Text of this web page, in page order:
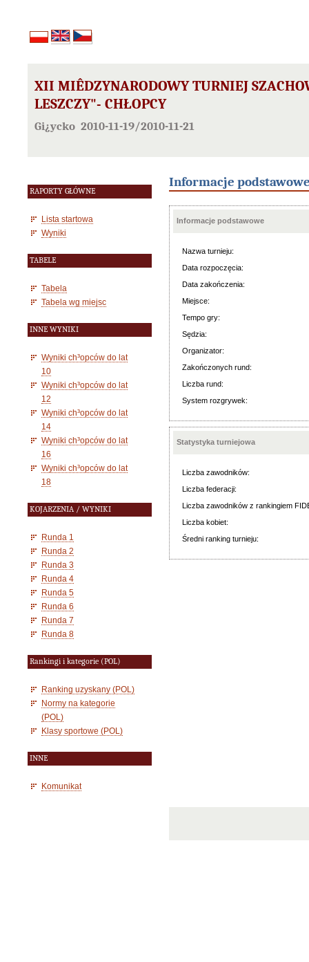
XII MIÊDZYNARODOWY TURNIEJ
LESZCZY"- CHŁOPCY
Gi¿ycko 2010-11-19/2010-11-21
RAPORTY GŁÓWNE
Lista startowa
Wyniki
TABELE
Tabela
Tabela wg miejsc
INNE WYNIKI
Wyniki ch³opców do lat
10
Wyniki ch³opców do lat
12
Wyniki ch³opców do lat
14
Wyniki ch³opców do lat
16
Wyniki ch³opców do lat
18
KOJARZENIA / WYNIKI
Runda 1
Runda 2
Runda 3
Runda 4
Runda 5
Runda 6
Runda 7
Runda 8
Rankingi i kategorie (POL)
Ranking uzyskany (POL)
Normy na kategorie
(POL)
Klasy sportowe (POL)
INNE
Komunikat
Informacje
Informacje podstawowe
Nazwa turnieju:
Data rozpoczęcia:
Data zakończenia:
Miejsce:
Tempo gry:
Sędzia:
Organizator:
Zakończonych rund:
Liczba rund:
System rozgrywek:
Statystyka turniejowa
Liczba zawodników:
Liczba federacji:
Liczba zawodników z rankingiem
Liczba kobiet:
Średni ranking turnieju: